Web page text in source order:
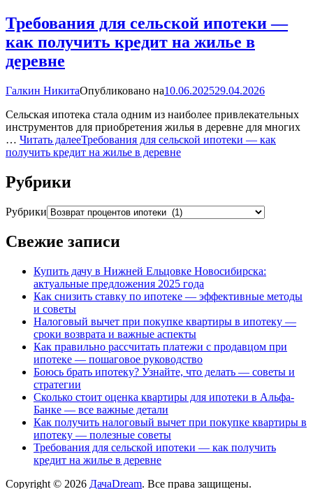
Требования для сельской ипотеки —
как получить кредит на жилье в
деревне
Галкин НикитаОпубликовано на10.06.202529.04.2026
Сельская ипотека стала одним из наиболее привлекательных
инструментов для приобретения жилья в деревне для многих
… Читать далееТребования для сельской ипотеки — как
получить кредит на жилье в деревне
Рубрики
Рубрики
Свежие записи
Купить дачу в Нижней Ельцовке Новосибирска:
актуальные предложения 2025 года
Как снизить ставку по ипотеке — эффективные методы
и советы
Налоговый вычет при покупке квартиры в ипотеку —
сроки возврата и важные аспекты
Как правильно рассчитать платежи с продавцом при
ипотеке — пошаговое руководство
Боюсь брать ипотеку? Узнайте, что делать — советы и
стратегии
Сколько стоит оценка квартиры для ипотеки в Альфа-
Банке — все важные детали
Как получить налоговый вычет при покупке квартиры в
ипотеку — полезные советы
Требования для сельской ипотеки — как получить
кредит на жилье в деревне
Copyright © 2026 ДачаDream. Все права защищены.